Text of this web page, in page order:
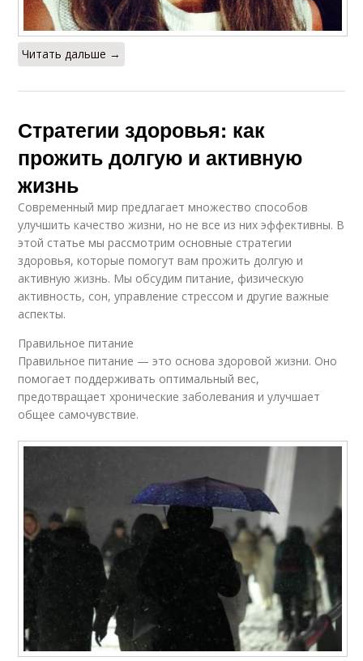
Читать дальше →
Стратегии здоровья: как
прожить долгую и активную
жизнь
Современный мир предлагает множество способов
улучшить качество жизни, но не все из них эффективны. В
этой статье мы рассмотрим основные стратегии
здоровья, которые помогут вам прожить долгую и
активную жизнь. Мы обсудим питание, физическую
активность, сон, управление стрессом и другие важные
аспекты.
Правильное питание
Правильное питание — это основа здоровой жизни. Оно
помогает поддерживать оптимальный вес,
предотвращает хронические заболевания и улучшает
общее самочувствие.